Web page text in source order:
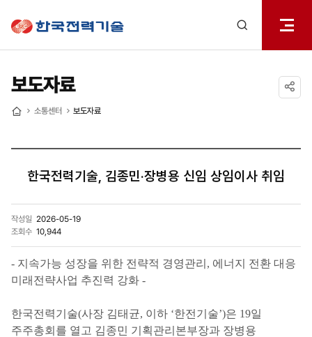
열기
보도자료
소통센터 보도자료
한국전력기술, 김종민·장병용 신임 상임이사 취임
작성일 2026-05-19
조회수 10,944
- 지속가능 성장을 위한 전략적 경영관리, 에너지 전환 대응
미래전략사업 추진력 강화 -
한국전력기술(사장 김태균, 이하 ‘한전기술’)은 19일
주주총회를 열고 김종민 기획관리본부장과 장병용